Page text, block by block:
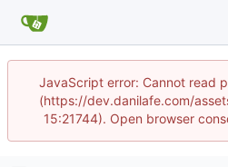
JavaScript error: Cannot read
(https://dev.danilafe.com/
15:21744). Open browser